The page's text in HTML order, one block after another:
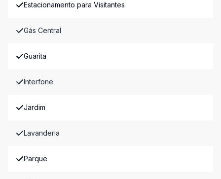
Estacionamento para Visitantes
Gás Central
Guarita
Interfone
Jardim
Lavanderia
Parque